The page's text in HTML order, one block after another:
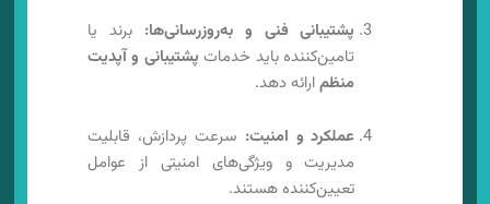
پشتیبانی فنی و به‌روزرسانی‌ها: برند یا
تامین‌کننده باید خدمات پشتیبانی و آپدیت
منظمارائه دهد.
عملکرد و امنیت: سرعت پردازش، قابلیت
مدیریت و ویژگی‌های امنیتی از عوامل
تعیین‌کننده هستند.